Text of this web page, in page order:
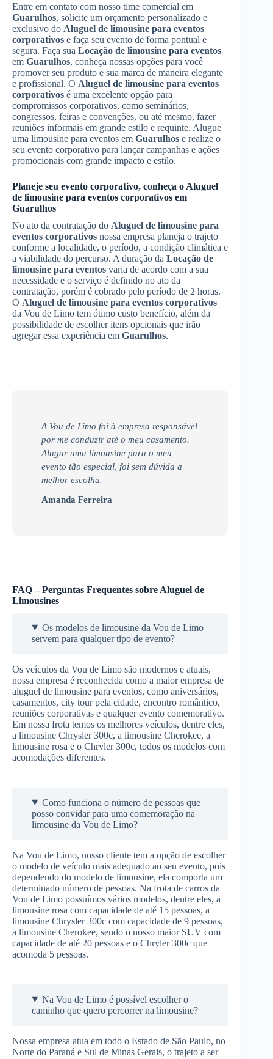
Entre em contato com nosso time comercial em
Guarulhos, solicite um orçamento personalizado e
exclusivo do Aluguel de limousine para eventos
corporativos e faça seu evento de forma pontual e
segura. Faça sua Locação de limousine para eventos
em Guarulhos, conheça nossas opções para você
promover seu produto e sua marca de maneira elegante
e profissional. O Aluguel de limousine para eventos
corporativos é uma excelente opção para
compromissos corporativos, como seminários,
congressos, feiras e convenções, ou até mesmo, fazer
reuniões informais em grande estilo e requinte. Alugue
uma limousine para eventos em Guarulhos e realize o
seu evento corporativo para lançar campanhas e ações
promocionais com grande impacto e estilo.
Planeje seu evento corporativo, conheça o Aluguel
de limousine para eventos corporativos em
Guarulhos
No ato da contratação do Aluguel de limousine para
eventos corporativos nossa empresa planeja o trajeto
conforme a localidade, o período, a condição climática e
a viabilidade do percurso. A duração da Locação de
limousine para eventos varia de acordo com a sua
necessidade e o serviço é definido no ato da
contratação, porém é cobrado pelo período de 2 horas.
O Aluguel de limousine para eventos corporativos
da Vou de Limo tem ótimo custo benefício, além da
possibilidade de escolher itens opcionais que irão
agregar essa experiência em Guarulhos.
A Vou de Limo foi à empresa responsável
por me conduzir até o meu casamento.
Alugar uma limousine para o meu
evento tão especial, foi sem dúvida a
melhor escolha.
Amanda Ferreira
FAQ – Perguntas Frequentes sobre Aluguel de
Limousines
Os modelos de limousine da Vou de Limo
servem para qualquer tipo de evento?
Os veículos da Vou de Limo são modernos e atuais,
nossa empresa é reconhecida como a maior empresa de
aluguel de limousine para eventos, como aniversários,
casamentos, city tour pela cidade, encontro romântico,
reuniões corporativas e qualquer evento comemorativo.
Em nossa frota temos os melhores veículos, dentre eles,
a limousine Chrysler 300c, a limousine Cherokee, a
limousine rosa e o Chryler 300c, todos os modelos com
acomodações diferentes.
Como funciona o número de pessoas que
posso convidar para uma comemoração na
limousine da Vou de Limo?
Na Vou de Limo, nosso cliente tem a opção de escolher
o modelo de veículo mais adequado ao seu evento, pois
dependendo do modelo de limousine, ela comporta um
determinado número de pessoas. Na frota de carros da
Vou de Limo possuímos vários modelos, dentre eles, a
limousine rosa com capacidade de até 15 pessoas, a
limousine Chrysler 300c com capacidade de 9 pessoas,
a limousine Cherokee, sendo o nosso maior SUV com
capacidade de até 20 pessoas e o Chryler 300c que
acomoda 5 pessoas.
Na Vou de Limo é possível escolher o
caminho que quero percorrer na limousine?
Nossa empresa atua em todo o Estado de São Paulo, no
Norte do Paraná e Sul de Minas Gerais, o trajeto a ser